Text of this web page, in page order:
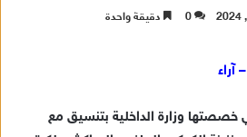
0 دقيقة واحدة
آراء
خصصتها وزارة الداخلية بتنسيق مع